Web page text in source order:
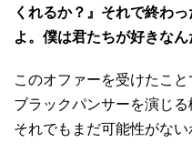
くれるか？』それで終わ
よ。僕は君たちが好きなん
このオファーを受けたこ
ブラックパンサーを演じる
それでもまだ可能性がない